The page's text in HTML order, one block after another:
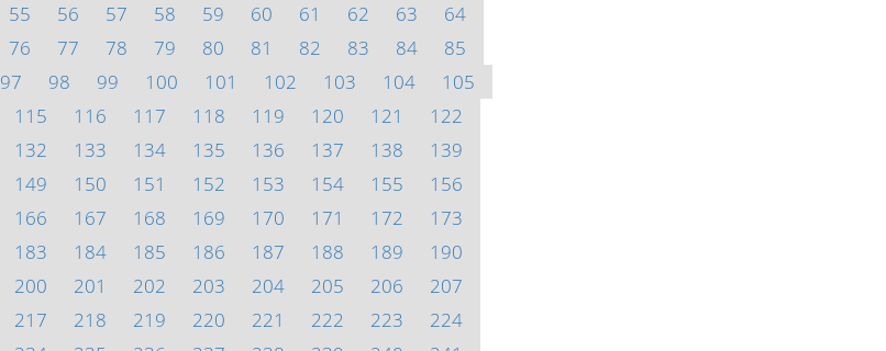
55 56 57 58 59 60 61 62 63
64
76 77 78 79 80 81 82 83 84
85
97 98 99 100 101 102 103 104
105
115 116 117 118 119 120 121
122
132 133 134 135 136 137 138
139
149 150 151 152 153 154 155
156
166 167 168 169 170 171 172
173
183 184 185 186 187 188 189
190
200 201 202 203 204 205 206
207
217 218 219 220 221 222 223
224